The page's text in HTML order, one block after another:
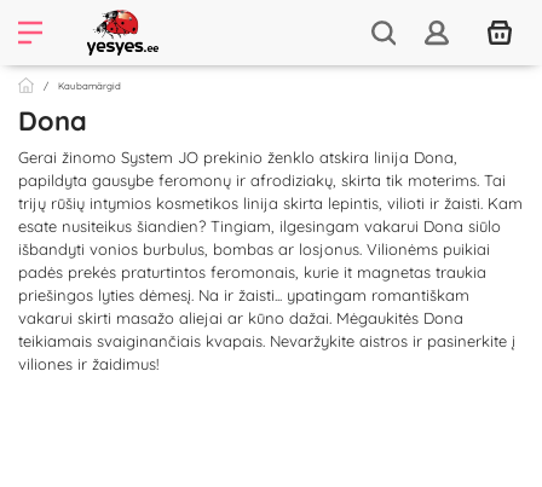
Kaubamärgid
Dona
Gerai žinomo System JO prekinio ženklo atskira linija Dona,
papildyta gausybe feromonų ir afrodiziakų, skirta tik moterims. Tai
trijų rūšių intymios kosmetikos linija skirta lepintis, vilioti ir žaisti. Kam
esate nusiteikus šiandien? Tingiam, ilgesingam vakarui Dona siūlo
išbandyti vonios burbulus, bombas ar losjonus. Vilionėms puikiai
padės prekės praturtintos feromonais, kurie it magnetas traukia
priešingos lyties dėmesį. Na ir žaisti... ypatingam romantiškam
vakarui skirti masažo aliejai ar kūno dažai. Mėgaukitės Dona
teikiamais svaiginančiais kvapais. Nevaržykite aistros ir pasinerkite į
viliones ir žaidimus!